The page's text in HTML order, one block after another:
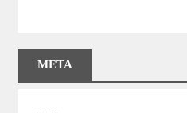
МЕТА